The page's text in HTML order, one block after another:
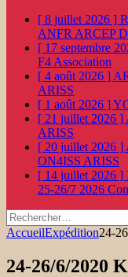
[ 8 juillet 2026 ]
ANFR ARCEP
[ 17 septembre
F4 Association
[ 4 août 2026 ]
ARISS
[ 1 août 2026 ]
[ 21 juillet 2026 ]
ARISS
[ 20 juillet 2026 ]
ON4ISS ARISS
[ 14 juillet 2026 ]
25-26/7 2026
Rechercher :
AccueilExpédition24-
24-26/6/2020